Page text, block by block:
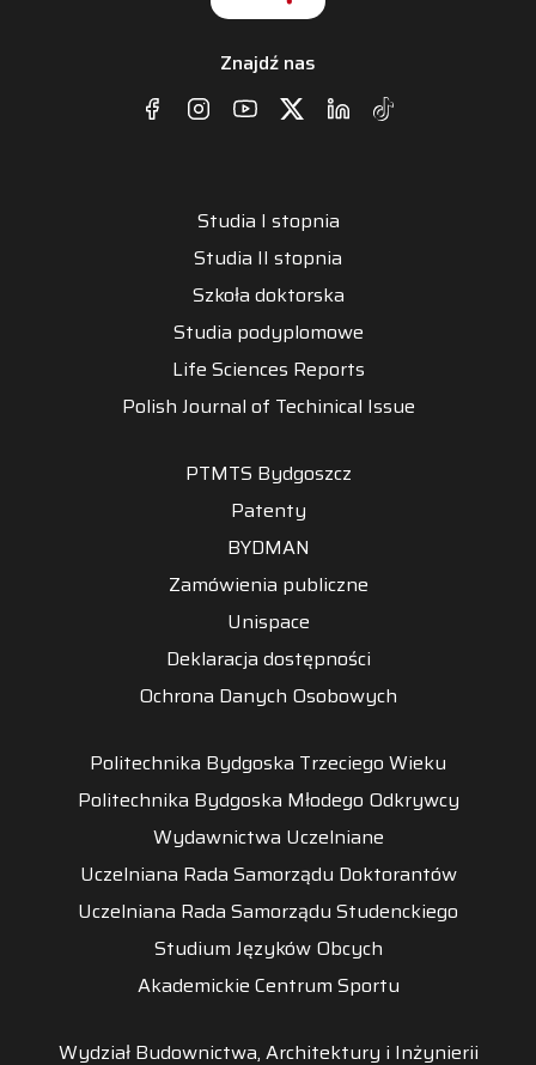
Znajdź nas
Studia I stopnia
Studia II stopnia
Szkoła doktorska
Studia podyplomowe
Life Sciences Reports
Polish Journal of Techinical Issue
PTMTS Bydgoszcz
Patenty
BYDMAN
Zamówienia publiczne
Unispace
Deklaracja dostępności
Ochrona Danych Osobowych
Politechnika Bydgoska Trzeciego Wieku
Politechnika Bydgoska Młodego Odkrywcy
Wydawnictwa Uczelniane
Uczelniana Rada Samorządu Doktorantów
Uczelniana Rada Samorządu Studenckiego
Studium Języków Obcych
Akademickie Centrum Sportu
Wydział Budownictwa, Architektury i Inżynierii